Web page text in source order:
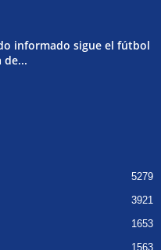
informado sigue el fútbol
de...
5279
3921
1653
1563